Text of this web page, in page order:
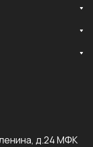
д.24 МФК